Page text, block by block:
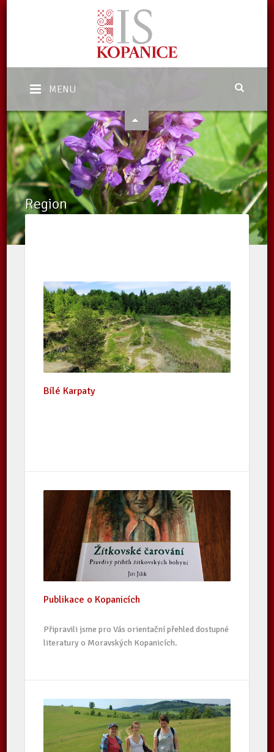
MENU
Region
Bílé Karpaty
Publikace o Kopanicích
Připravili jsme pro Vás orientační přehled dostupné
literatury o Moravských Kopanicích.